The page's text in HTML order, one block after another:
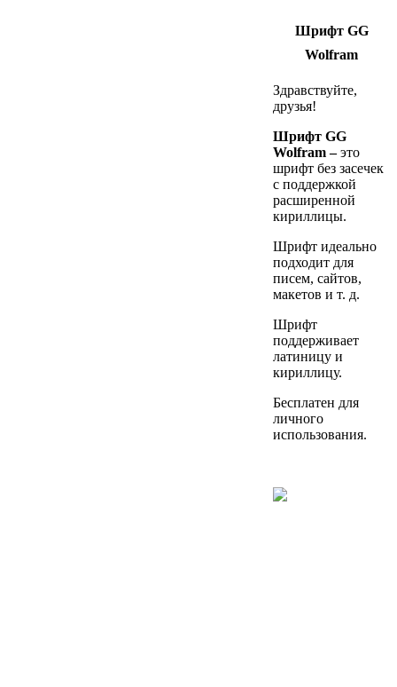
Шрифт GG
Wolfram
Здравствуйте,
друзья!
Шрифт GG
Wolfram –это
шрифт без засечек
с поддержкой
расширенной
кириллицы.
Шрифт идеально
подходит для
писем, сайтов,
макетов и т. д.
Шрифт
поддерживает
латиницу и
кириллицу.
Бесплатен для
личного
использования.